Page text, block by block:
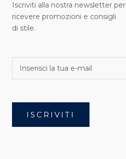
Iscriviti alla nostra newsletter per
ricevere promozioni e consigli
di stile.
ISCRIVITI